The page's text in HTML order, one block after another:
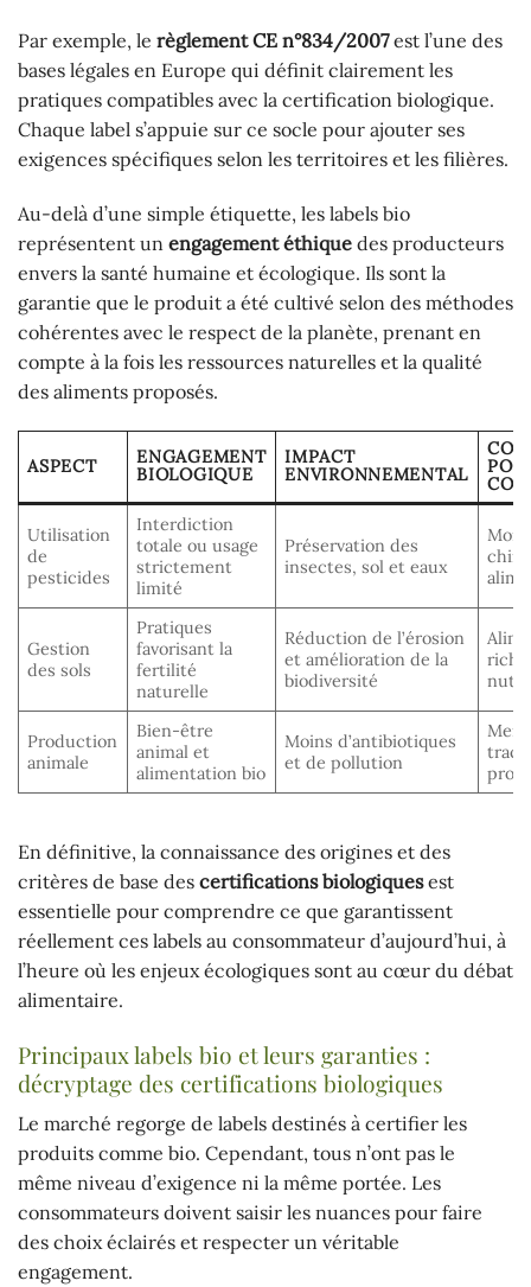
Par exemple, le règlement CE n°834/2007est l’une des
bases légales en Europe qui définit clairement les
pratiques compatibles avec la certification biologique.
Chaque label s’appuie sur ce socle pour ajouter ses
exigences spécifiques selon les territoires et les filières.
Au-delà d’une simple étiquette, les labels bio
représentent un engagement éthique des producteurs
envers la santé humaine et écologique. Ils sont la
garantie que le produit a été cultivé selon des méthodes
cohérentes avec le respect de la planète, prenant en
compte à la fois les ressources naturelles et la qualité
des aliments proposés.
ASPECT
ENGAGEMENT
BIOLOGIQUE
IMPACT
ENVIRONNEMENTAL
Utilisation
de
pesticides
Interdiction
totale ou usage
strictement
limité
Préservation des
insectes, sol et eaux
Gestion
des sols
Pratiques
favorisant la
fertilité
naturelle
Réduction de l’érosion
et amélioration de la
biodiversité
Production
animale
Bien-être
animal et
alimentation bio
Moins d’antibiotiques
et de pollution
En définitive, la connaissance des origines et des
critères de base des certifications biologiquesest
essentielle pour comprendre ce que garantissent
réellement ces labels au consommateur d’aujourd’hui, à
l’heure où les enjeux écologiques sont au cœur du débat
alimentaire.
Principaux labels bio et leurs garanties :
décryptage des certifications biologiques
Le marché regorge de labels destinés à certifier les
produits comme bio. Cependant, tous n’ont pas le
même niveau d’exigence ni la même portée. Les
consommateurs doivent saisir les nuances pour faire
des choix éclairés et respecter un véritable
engagement.